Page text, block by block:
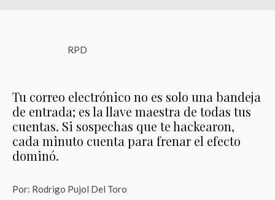
RPD
Tu correo electrónico no es solo una bandeja
de entrada; es la llave maestra de todas tus
cuentas. Si sospechas que te hackearon,
cada minuto cuenta para frenar el efecto
dominó.
Por: Rodrigo Pujol Del Toro